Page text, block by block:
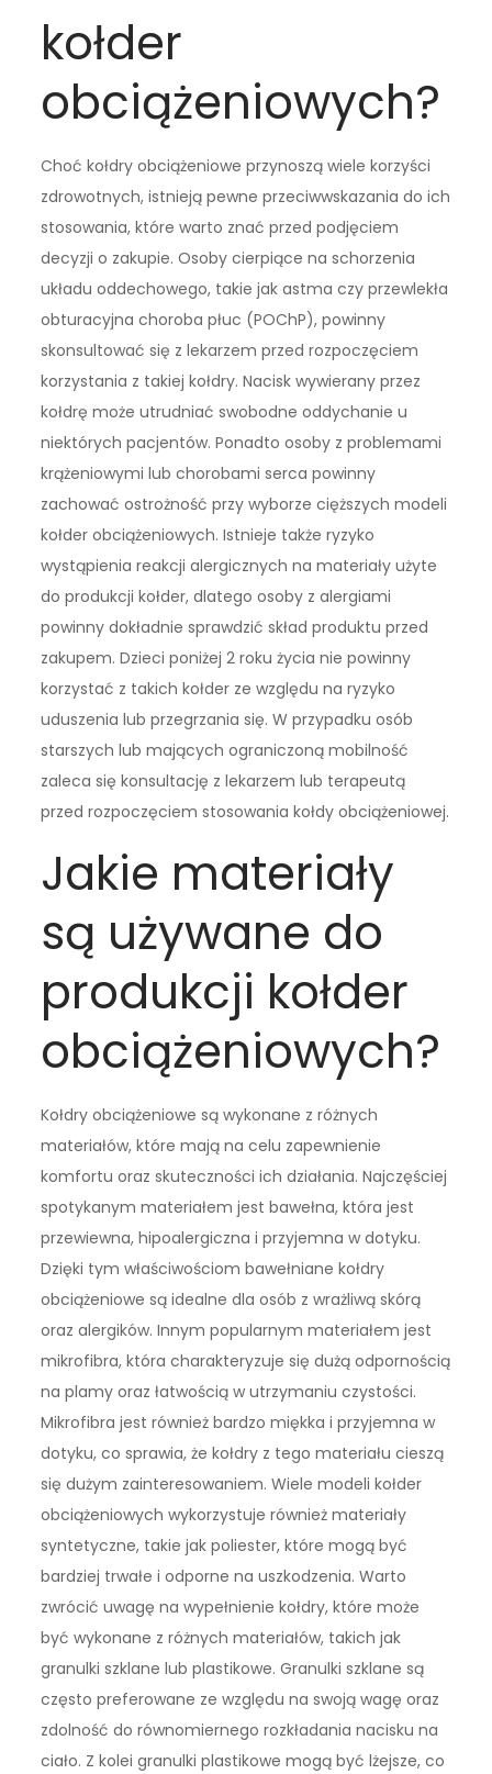
kołder
obciążeniowych?
Choć kołdry obciążeniowe przynoszą wiele korzyści
zdrowotnych, istnieją pewne przeciwwskazania do ich
stosowania, które warto znać przed podjęciem
decyzji o zakupie. Osoby cierpiące na schorzenia
układu oddechowego, takie jak astma czy przewlekła
obturacyjna choroba płuc (POChP), powinny
skonsultować się z lekarzem przed rozpoczęciem
korzystania z takiej kołdry. Nacisk wywierany przez
kołdrę może utrudniać swobodne oddychanie u
niektórych pacjentów. Ponadto osoby z problemami
krążeniowymi lub chorobami serca powinny
zachować ostrożność przy wyborze cięższych modeli
kołder obciążeniowych. Istnieje także ryzyko
wystąpienia reakcji alergicznych na materiały użyte
do produkcji kołder, dlatego osoby z alergiami
powinny dokładnie sprawdzić skład produktu przed
zakupem. Dzieci poniżej 2 roku życia nie powinny
korzystać z takich kołder ze względu na ryzyko
uduszenia lub przegrzania się. W przypadku osób
starszych lub mających ograniczoną mobilność
zaleca się konsultację z lekarzem lub terapeutą
przed rozpoczęciem stosowania kołdy obciążeniowej.
Jakie materiały
są używane do
produkcji kołder
obciążeniowych?
Kołdry obciążeniowe są wykonane z różnych
materiałów, które mają na celu zapewnienie
komfortu oraz skuteczności ich działania. Najczęściej
spotykanym materiałem jest bawełna, która jest
przewiewna, hipoalergiczna i przyjemna w dotyku.
Dzięki tym właściwościom bawełniane kołdry
obciążeniowe są idealne dla osób z wrażliwą skórą
oraz alergików. Innym popularnym materiałem jest
mikrofibra, która charakteryzuje się dużą odpornością
na plamy oraz łatwością w utrzymaniu czystości.
Mikrofibra jest również bardzo miękka i przyjemna w
dotyku, co sprawia, że kołdry z tego materiału cieszą
się dużym zainteresowaniem. Wiele modeli kołder
obciążeniowych wykorzystuje również materiały
syntetyczne, takie jak poliester, które mogą być
bardziej trwałe i odporne na uszkodzenia. Warto
zwrócić uwagę na wypełnienie kołdry, które może
być wykonane z różnych materiałów, takich jak
granulki szklane lub plastikowe. Granulki szklane są
często preferowane ze względu na swoją wagę oraz
zdolność do równomiernego rozkładania nacisku na
ciało. Z kolei granulki plastikowe mogą być lżejsze, co